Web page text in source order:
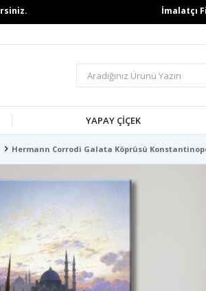
İmalatçı
YAPAY ÇİÇEK
Hermann Corrodi Galata Köprüsü